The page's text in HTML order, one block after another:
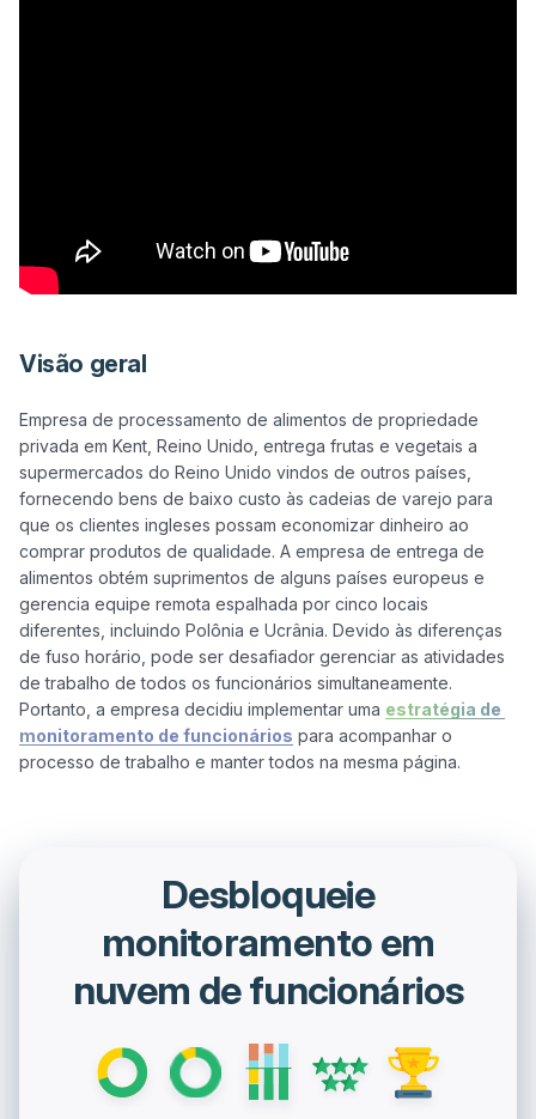
Visão geral
Empresa de processamento de alimentos de propriedade
privada em Kent, Reino Unido, entrega frutas e vegetais a
supermercados do Reino Unido vindos de outros países,
fornecendo bens de baixo custo às cadeias de varejo para
que os clientes ingleses possam economizar dinheiro ao
comprar produtos de qualidade. A empresa de entrega de
alimentos obtém suprimentos de alguns países europeus e
gerencia equipe remota espalhada por cinco locais
diferentes, incluindo Polônia e Ucrânia. Devido às diferenças
de fuso horário, pode ser desafiador gerenciar as atividades
de trabalho de todos os funcionários simultaneamente.
Portanto, a empresa decidiu implementar uma estratégia de
monitoramento de funcionários para acompanhar o
Desbloqueie
monitoramento em
nuvem de funcionários